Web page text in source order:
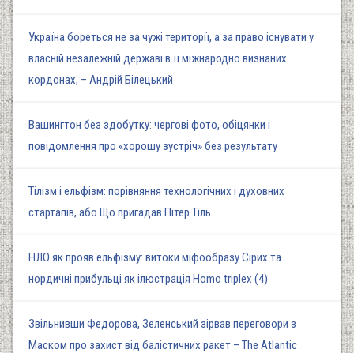
Україна бореться не за чужі території, а за право існувати у
власній незалежній державі в її міжнародно визнаних
кордонах, – Андрій Білецький
Вашингтон без здобутку: чергові фото, обіцянки і
повідомлення про «хорошу зустріч» без результату
Тілізм і ельфізм: порівняння технологічних і духовних
стартапів, або Що пригадав Пітер Тіль
НЛО як прояв ельфізму: витоки міфообразу Сірих та
нордичні прибульці як ілюстрація Homo triplex (4)
Звільнивши Федорова, Зеленський зірвав переговори з
Маском про захист від балістичних ракет – The Atlantic